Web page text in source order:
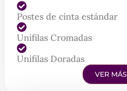
Postes de cinta estándar
Unifilas Cromadas
Unifilas Doradas
VER MÁS